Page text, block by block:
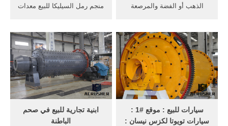
منجم رمل السيليكا للبيع معدات
مناجم صور معادن نحت
اسمنت صور, المستعملة في
الولايات المتحدة في مستعملة
خرسانه في كسارات ... كسارة
النحاس في ماليزيا.
الذهب أو الفضة والمرصعة
بولغاري البارعين. تصميم
تشتهر به في جميع أنحاء العالم
ابنية تجارية للبيع في صحم
الباطنة
سيارات للبيع : موقع #1 :
سيارات تويوتا لكزس نيسان :